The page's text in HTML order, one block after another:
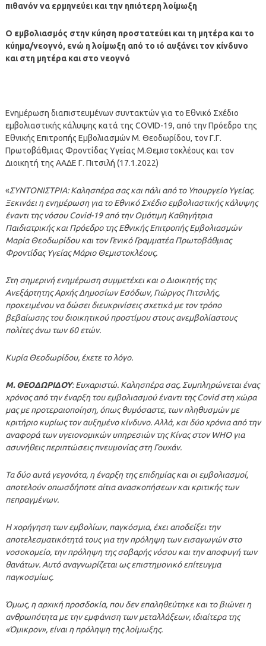
πιθανόν να ερμηνεύει και την ηπιότερη λοίμωξη
Ο εμβολιασμός στην κύηση προστατεύει και τη μητέρα και το
κύημα/νεογνό, ενώ η λοίμωξη από το ιό αυξάνει τον κίνδυνο
και στη μητέρα και στο νεογνό
Ενημέρωση διαπιστευμένων συντακτών για το Εθνικό Σχέδιο
εμβολιαστικής κάλυψης κατά της COVID-19, από την Πρόεδρο της
Εθνικής Επιτροπής Εμβολιασμών Μ. Θεοδωρίδου, τον Γ.Γ.
Πρωτοβάθμιας Φροντίδας Υγείας Μ.Θεμιστοκλέους και τον
Διοικητή της ΑΑΔΕ Γ. Πιτσιλή (17.1.2022)
«ΣΥΝΤΟΝΙΣΤΡΙΑ: Καλησπέρα σας και πάλι από το Υπουργείο Υγείας.
Ξεκινάει η ενημέρωση για το Εθνικό Σχέδιο εμβολιαστικής κάλυψης
έναντι της νόσου Covid-19 από την Ομότιμη Καθηγήτρια
Παιδιατρικής και Πρόεδρο της Εθνικής Επιτροπής Εμβολιασμών
Μαρία Θεοδωρίδου και τον Γενικό Γραμματέα Πρωτοβάθμιας
Φροντίδας Υγείας Μάριο Θεμιστοκλέους.
Στη σημερινή ενημέρωση συμμετέχει και ο Διοικητής της
Ανεξάρτητης Αρχής Δημοσίων Εσόδων, Γιώργος Πιτσιλής,
προκειμένου να δώσει διευκρινίσεις σχετικά με τον τρόπο
βεβαίωσης του διοικητικού προστίμου στους ανεμβολίαστους
πολίτες άνω των 60 ετών.
Κυρία Θεοδωρίδου, έχετε το λόγο.
Μ. ΘΕΟΔΩΡΙΔΟΥ: Ευχαριστώ. Καλησπέρα σας. Συμπληρώνεται ένας
χρόνος από την έναρξη του εμβολιασμού έναντι της Covid στη χώρα
μας με προτεραιοποίηση, όπως θυμόσαστε, των πληθυσμών με
κριτήριο κυρίως τον αυξημένο κίνδυνο. Αλλά, και δύο χρόνια από την
αναφορά των υγειονομικών υπηρεσιών της Κίνας στον WHO για
ασυνήθεις περιπτώσεις πνευμονίας στη Γουχάν.
Τα δύο αυτά γεγονότα, η έναρξη της επιδημίας και οι εμβολιασμοί,
αποτελούν οπωσδήποτε αίτια ανασκοπήσεων και κριτικής των
πεπραγμένων.
Η χορήγηση των εμβολίων, παγκόσμια, έχει αποδείξει την
αποτελεσματικότητά τους για την πρόληψη των εισαγωγών στο
νοσοκομείο, την πρόληψη της σοβαρής νόσου και την αποφυγή των
θανάτων. Αυτό αναγνωρίζεται ως επιστημονικό επίτευγμα
παγκοσμίως.
Όμως, η αρχική προσδοκία, που δεν επαληθεύτηκε και το βιώνει η
ανθρωπότητα με την εμφάνιση των μεταλλάξεων, ιδιαίτερα της
«Όμικρον», είναι η πρόληψη της λοίμωξης.